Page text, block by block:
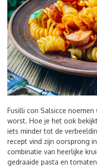
Fusilli con Salsicce
worst. Hoe je het ook
iets minder tot de
recept vind zijn oorsprong
combinatie van heerlijke
gedraaide pasta en